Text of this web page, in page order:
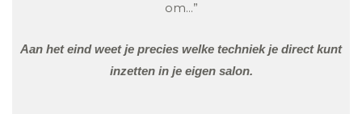
om…”
Aan het eind weet je precies welke techniek je direct kunt
inzetten in je eigen salon.